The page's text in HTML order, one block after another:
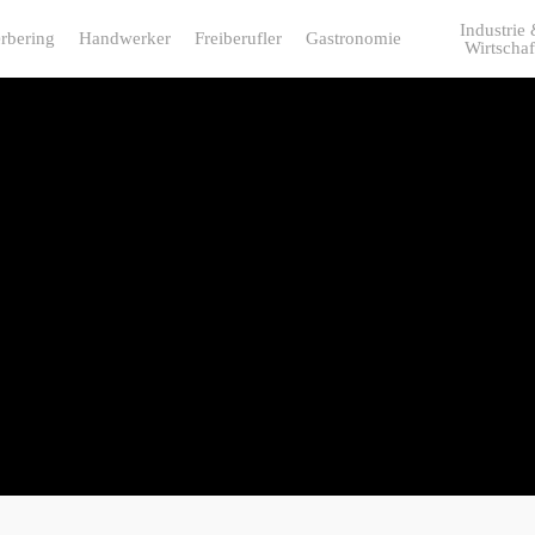
Handwerker Freiberufler Gastronomie
Industrie